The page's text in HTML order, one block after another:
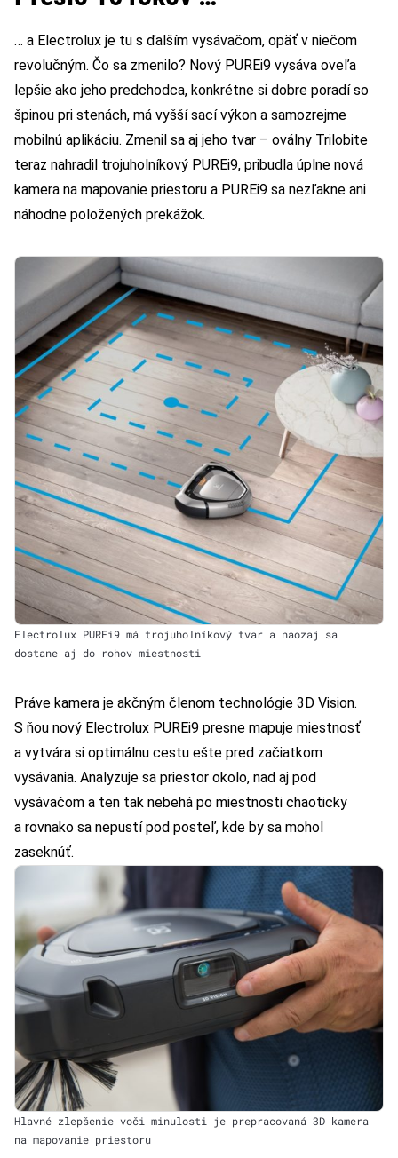
… a Electrolux je tu s ďalším vysávačom, opäť v niečom
revolučným. Čo sa zmenilo? Nový PUREi9 vysáva oveľa
lepšie ako jeho predchodca, konkrétne si dobre poradí so
špinou pri stenách, má vyšší sací výkon a samozrejme
mobilnú aplikáciu. Zmenil sa aj jeho tvar – oválny Trilobite
teraz nahradil trojuholníkový PUREi9, pribudla úplne nová
kamera na mapovanie priestoru a PUREi9 sa nezľakne ani
náhodne položených prekážok.
Electrolux PUREi9 má trojuholníkový tvar a naozaj sa
dostane aj do rohov miestnosti
Práve kamera je akčným členom technológie 3D Vision.
S ňou nový Electrolux PUREi9 presne mapuje miestnosť
a vytvára si optimálnu cestu ešte pred začiatkom
vysávania. Analyzuje sa priestor okolo, nad aj pod
vysávačom a ten tak nebehá po miestnosti chaoticky
a rovnako sa nepustí pod posteľ, kde by sa mohol
zaseknúť.
Hlavné zlepšenie voči minulosti je prepracovaná 3D kamera
na mapovanie priestoru